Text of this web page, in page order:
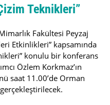
Teknikleri”
Fakültesi Peyzaj
Etkinlikleri” kapsamında
konulu bir konferans
Özlem Korkmaz’ın
saat 11.00’de Orman